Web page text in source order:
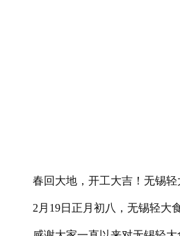
春回大地，开工大吉！无锡
2月 19日正月初八，无锡轻大